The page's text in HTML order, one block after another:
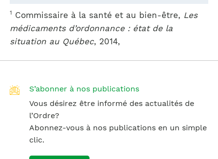
1 Commissaire à la santé et au bien-être, Les
médicaments d’ordonnance : état de la
situation au Québec, 2014,
S’abonner à nos publications
Vous désirez être informé des actualités de
l’Ordre?
Abonnez-vous à nos publications en un simple
clic.